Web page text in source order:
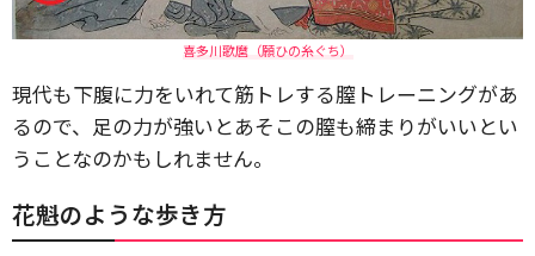
喜多川歌麿（願ひの糸ぐち）
現代も下腹に力をいれて筋トレする膣トレーニングがあ
るので、足の力が強いとあそこの膣も締まりがいいとい
うことなのかもしれません。
花魁のような歩き方